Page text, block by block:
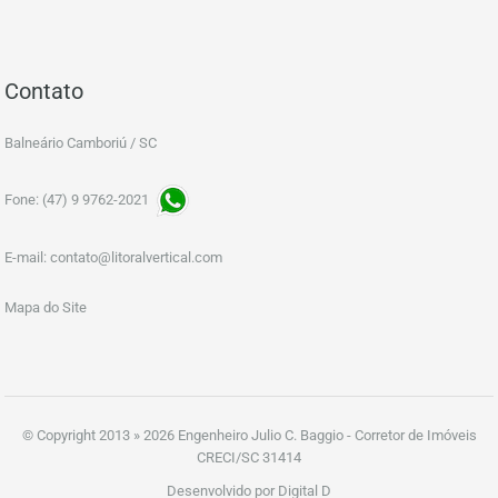
Contato
Balneário Camboriú / SC
Fone: (47) 9 9762-2021
E-mail: contato@litoralvertical.com
Mapa do Site
© Copyright 2013 » 2026 Engenheiro Julio C. Baggio - Corretor de Imóveis
CRECI/SC 31414
Desenvolvido por Digital D